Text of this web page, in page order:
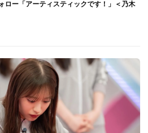
ロー「アーティスティックです！」＜乃木